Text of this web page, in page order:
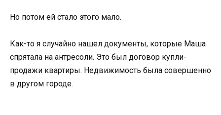
Но потом ей стало этого мало.
Как-то я случайно нашел документы, которые Маша
спрятала на антресоли. Это был договор купли-
продажи квартиры. Недвижимость была совершенно
в другом городе.